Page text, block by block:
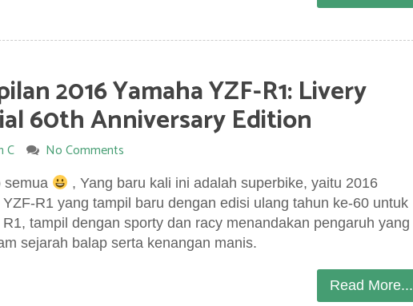
2016 Yamaha YZF-R1: Livery
60th Anniversary Edition
C No Comments
semua
, Yang baru kali ini adalah superbike, yaitu 2016
YZF-R1 yang tampil baru dengan edisi ulang tahun ke-60 untuk
tampil dengan sporty dan racy menandakan pengaruh yang
sejarah balap serta kenangan manis.
Read More...